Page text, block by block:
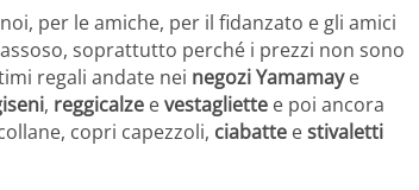
per le amiche, per il fidanzato e gli amici
soprattutto perché i prezzi non sono
regali andate nei negozi Yamamaye
, reggicalze evestagliette e poi ancora
copri capezzoli, ciabatte estivaletti